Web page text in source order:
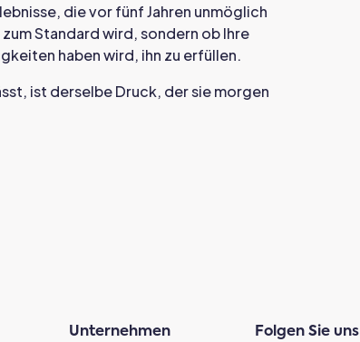
die vor fünf Jahren unmöglich
Standard wird, sondern ob Ihre
haben wird, ihn zu erfüllen.
ist derselbe Druck, der sie morgen
Unternehmen Folgen Sie uns